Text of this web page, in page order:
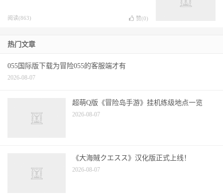
阅读(863) 赞(0)
热门文章
055国际版下载为冒险055的客服端才有
2026-08-07
超萌Q版《冒险岛手游》挂机练级地点一览
2026-08-07
《大海賊クエスス》汉化版正式上线！
2026-08-07